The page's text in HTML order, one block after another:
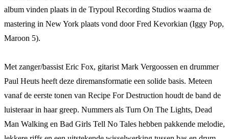
album vinden plaats in de Trypoul Recording Studios waarna de
mastering in New York plaats vond door Fred Kevorkian (Iggy Pop,
Maroon 5).
Met zanger/bassist Eric Fox, gitarist Mark Vergoossen en drummer
Paul Heuts heeft deze diremansformatie een solide basis. Meteen
vanaf de eerste tonen van Recipe For Destruction houdt de band de
luisteraar in haar greep. Nummers als Turn On The Lights, Dead
Man Walking en Bad Girls Tell No Tales hebben pakkende melodie,